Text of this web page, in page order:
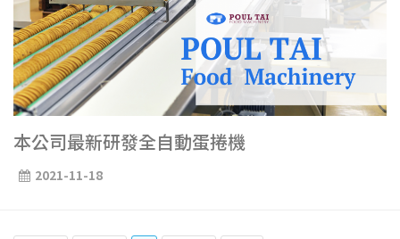
本公司最新研發全自動蛋捲機
2021-11-18